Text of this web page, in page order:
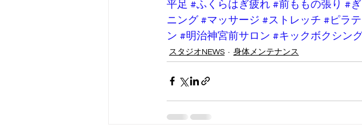
平足 #ふくらはぎ疲れ #前ももの張り #
ニング #マッサージ #ストレッチ #ピラ
ン #明治神宮前サロン #キックボクシン
スタジオNEWS 身体メンテナンス